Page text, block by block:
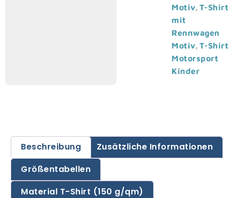
Motiv, T-
mit
Rennwagen
Motiv, T-
Motorsport
Kinder
Beschreibung
Zusätzliche Informationen
Größentabellen
Material T-Shirt (150 g/qm)